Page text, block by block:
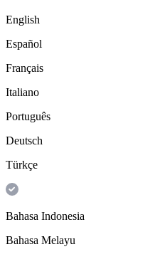
English
Español
Français
Italiano
Português
Deutsch
Türkçe
Bahasa Indonesia
Bahasa Melayu